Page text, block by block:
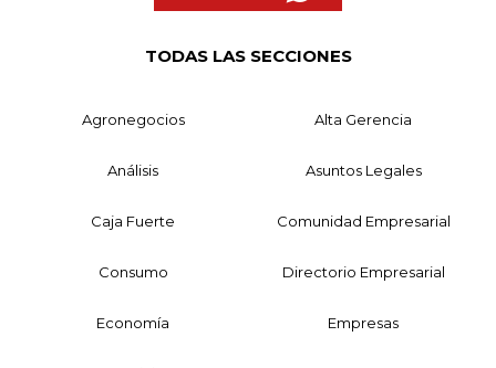
TODAS LAS SECCIONES
Agronegocios Alta Gerencia
Análisis Asuntos Legales
Caja Fuerte Comunidad Empresarial
Consumo Directorio Empresarial
Economía Empresas